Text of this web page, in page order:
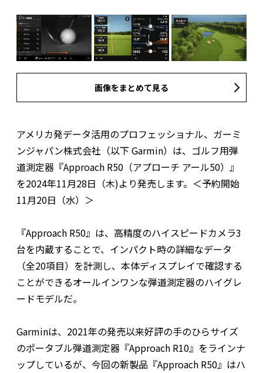
画像をまとめて見る
アメリカ発データ活用のプロフェッショナル、ガーミ
ンジャパン株式会社（以下 Garmin）は、ゴルフ用弾
道測定器『Approach R50（アプローチ アール50）』
を2024年11月28日（木)より発売します。＜予約開始
11月20日（水）＞
『Approach R50』は、高精度のハイスピードカメラ3
台を内蔵することで、インパクト時の詳細なデータ
（全20項目）を計測し、本体ディスプレイで確認する
ことができるオールインワンな弾道測定器のハイグレ
ードモデルだ。
Garminは、2021年の発売以来好評の手のひらサイズ
のポータブル弾道測定器『Approach R10』をラインナ
ップしているが、今回の新製品『Approach R50』はハ